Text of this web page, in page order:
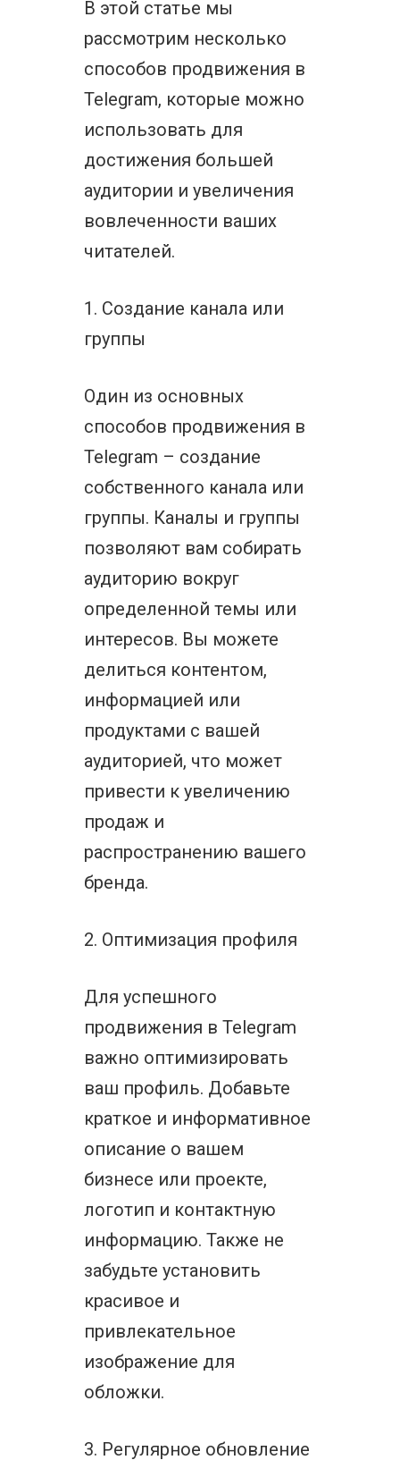
В этой статье мы
рассмотрим несколько
способов продвижения в
Telegram, которые можно
использовать для
достижения большей
аудитории и увеличения
вовлеченности ваших
читателей.
1. Создание канала или
группы
Один из основных
способов продвижения в
Telegram – создание
собственного канала или
группы. Каналы и группы
позволяют вам собирать
аудиторию вокруг
определенной темы или
интересов. Вы можете
делиться контентом,
информацией или
продуктами с вашей
аудиторией, что может
привести к увеличению
продаж и
распространению вашего
бренда.
2. Оптимизация профиля
Для успешного
продвижения в Telegram
важно оптимизировать
ваш профиль. Добавьте
краткое и информативное
описание о вашем
бизнесе или проекте,
логотип и контактную
информацию. Также не
забудьте установить
красивое и
привлекательное
изображение для
обложки.
3. Регулярное обновление